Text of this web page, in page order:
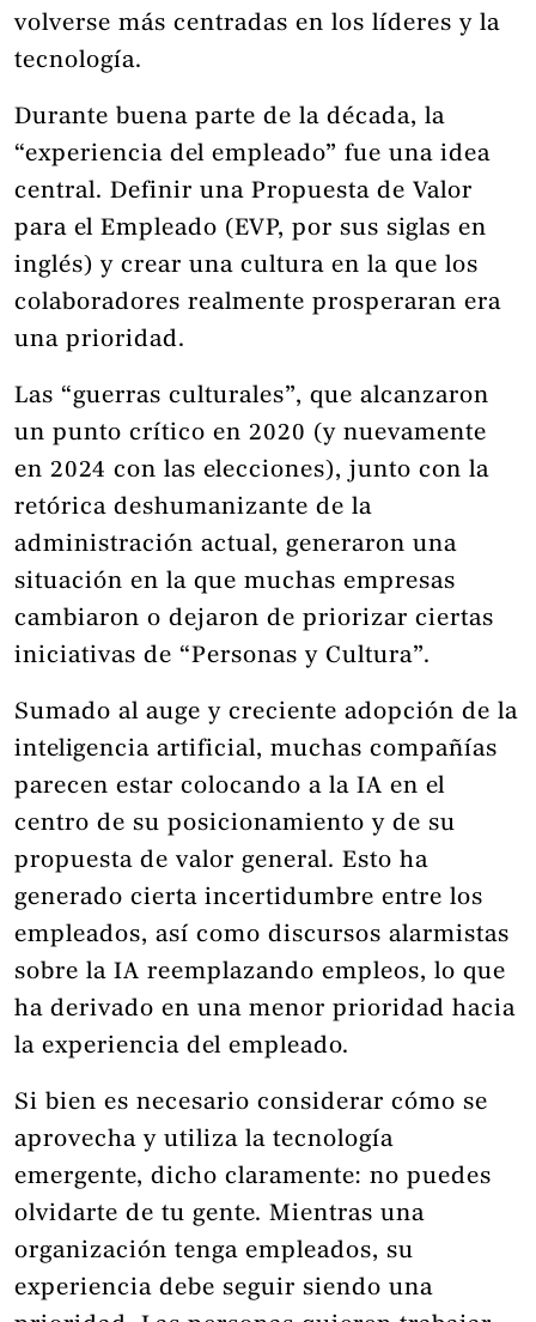
volverse más centradas en los líderes y la
tecnología.
Durante buena parte de la década, la
“experiencia del empleado” fue una idea
central. Definir una Propuesta de Valor
para el Empleado (EVP, por sus siglas en
inglés) y crear una cultura en la que los
colaboradores realmente prosperaran era
una prioridad.
Las “guerras culturales”, que alcanzaron
un punto crítico en 2020 (y nuevamente
en 2024 con las elecciones), junto con la
retórica deshumanizante de la
administración actual, generaron una
situación en la que muchas empresas
cambiaron o dejaron de priorizar ciertas
iniciativas de “Personas y Cultura”.
Sumado al auge y creciente adopción de la
inteligencia artificial, muchas compañías
parecen estar colocando a la IA en el
centro de su posicionamiento y de su
propuesta de valor general. Esto ha
generado cierta incertidumbre entre los
empleados, así como discursos alarmistas
sobre la IA reemplazando empleos, lo que
ha derivado en una menor prioridad hacia
la experiencia del empleado.
Si bien es necesario considerar cómo se
aprovecha y utiliza la tecnología
emergente, dicho claramente: no puedes
olvidarte de tu gente. Mientras una
organización tenga empleados, su
experiencia debe seguir siendo una